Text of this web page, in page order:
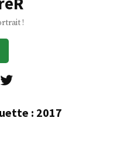
!
Mes
: 2017